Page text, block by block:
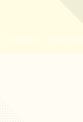
KOMANDA KONTAKTI